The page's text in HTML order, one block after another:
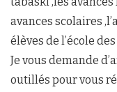
avances scolaires
élèves de l’école
Je vous demande
outillés pour vous